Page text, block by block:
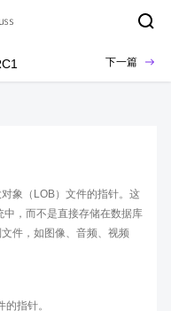
下一篇
象（LOB）文件的指针。这
，而不是直接存储在数据库
件，如图像、音频、视频
指针。